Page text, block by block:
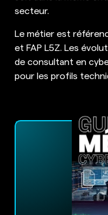
secteur.
Le métier est
et FAP L5Z. Les
de consultant en
pour les profils